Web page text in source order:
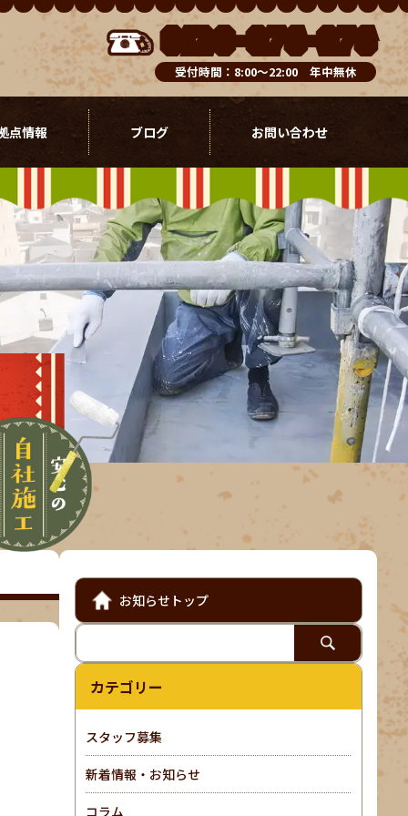
0120-076-976
受付時間：8:00～22:00 年中無休
点情報 ブログ お問い合わせ
お知らせトップ
カテゴリー
スタッフ募集
新着情報・お知らせ
コラム